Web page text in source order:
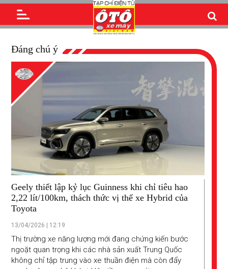
Đáng chú ý
Geely thiết lập kỷ lục Guinness khi chỉ tiêu hao
2,22 lít/100km, thách thức vị thế xe Hybrid của
Toyota
13/04/2026 | 12:19
Thị trường xe năng lượng mới đang chứng kiến bước
ngoặt quan trọng khi các nhà sản xuất Trung Quốc
không chỉ tập trung vào xe thuần điện mà còn đẩy